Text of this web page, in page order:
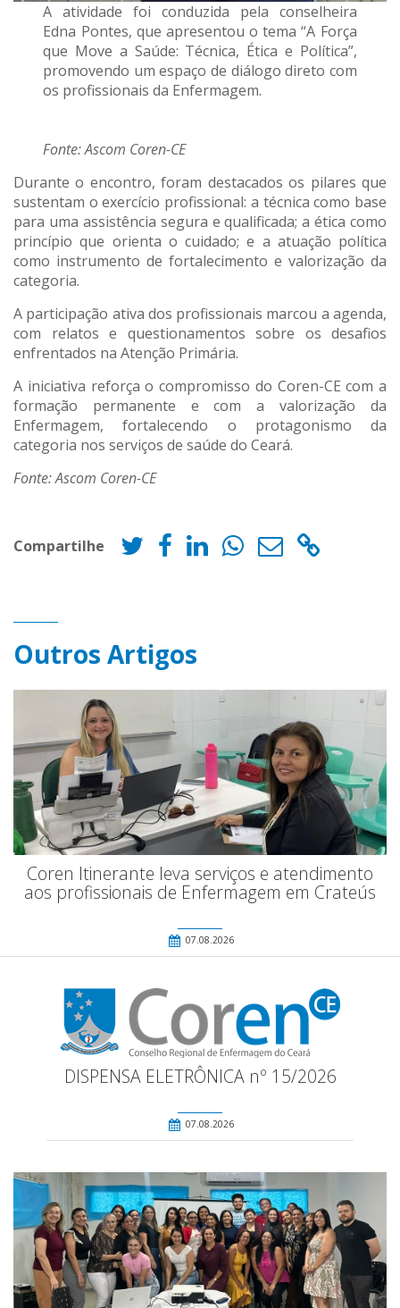
A atividade foi conduzida pela conselheira
Edna Pontes, que apresentou o tema “A Força
que Move a Saúde: Técnica, Ética e Política”,
promovendo um espaço de diálogo direto com
os profissionais da Enfermagem.
Fonte: Ascom Coren-CE
Durante o encontro, foram destacados os pilares que
sustentam o exercício profissional: a técnica como base
para uma assistência segura e qualificada; a ética como
princípio que orienta o cuidado; e a atuação política
como instrumento de fortalecimento e valorização da
categoria.
A participação ativa dos profissionais marcou a agenda,
com relatos e questionamentos sobre os desafios
enfrentados na Atenção Primária.
A iniciativa reforça o compromisso do Coren-CE com a
formação permanente e com a valorização da
Enfermagem, fortalecendo o protagonismo da
categoria nos serviços de saúde do Ceará.
Fonte: Ascom Coren-CE
Compartilhe
Outros Artigos
Coren Itinerante leva serviços e atendimento
aos profissionais de Enfermagem em Crateús
07.08.2026
DISPENSA ELETRÔNICA nº 15/2026
07.08.2026